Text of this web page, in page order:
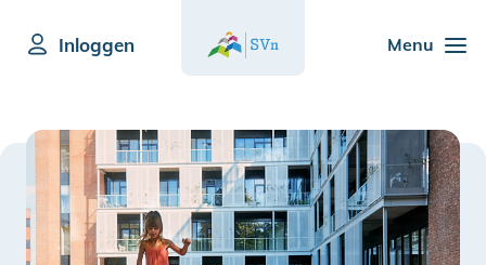
Menu
Inloggen